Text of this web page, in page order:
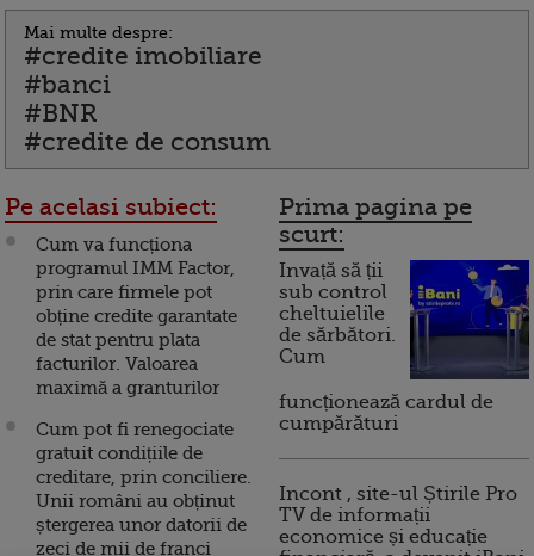
Mai multe despre:
#credite imobiliare
#banci
#BNR
#credite de consum
Pe acelasi subiect:
Cum va funcționa
programul IMM Factor,
prin care firmele pot
obține credite garantate
de stat pentru plata
facturilor. Valoarea
maximă a granturilor
Cum pot fi renegociate
gratuit condițiile de
creditare, prin conciliere.
Unii români au obținut
ștergerea unor datorii de
zeci de mii de franci
Prima pagina pe
scurt:
Invață să ții
sub control
cheltuielile
de sărbători.
Cum
funcționează cardul de
cumpărături
Incont , site-ul Știrile Pro
TV de informații
economice și educație